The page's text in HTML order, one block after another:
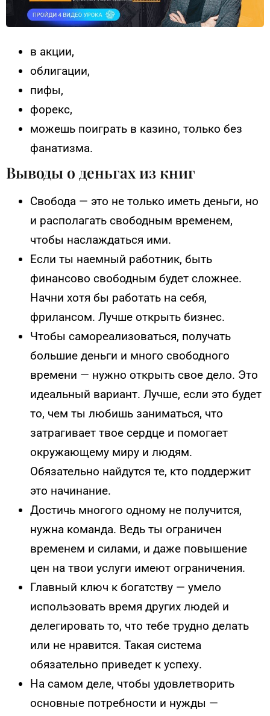
в акции,
облигации,
пифы,
форекс,
можешь поиграть в казино, только без
фанатизма.
Выводы о деньгах из книг
Свобода — это не только иметь деньги, но
и располагать свободным временем,
чтобы наслаждаться ими.
Если ты наемный работник, быть
финансово свободным будет сложнее.
Начни хотя бы работать на себя,
фрилансом. Лучше открыть бизнес.
Чтобы самореализоваться, получать
большие деньги и много свободного
времени — нужно открыть свое дело. Это
идеальный вариант. Лучше, если это будет
то, чем ты любишь заниматься, что
затрагивает твое сердце и помогает
окружающему миру и людям.
Обязательно найдутся те, кто поддержит
это начинание.
Достичь многого одному не получится,
нужна команда. Ведь ты ограничен
временем и силами, и даже повышение
цен на твои услуги имеют ограничения.
Главный ключ к богатству — умело
использовать время других людей и
делегировать то, что тебе трудно делать
или не нравится. Такая система
обязательно приведет к успеху.
На самом деле, чтобы удовлетворить
основные потребности и нужды —